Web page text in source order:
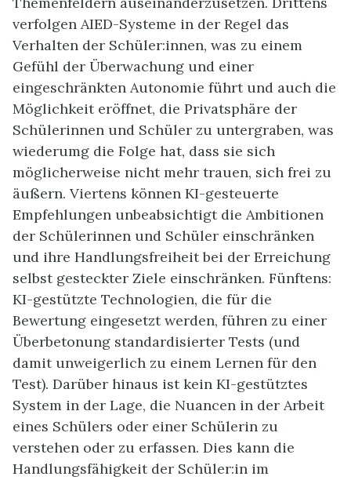
verfolgen AIED-Systeme in der Regel das
Verhalten der Schüler:innen, was zu einem
Gefühl der Überwachung und einer
eingeschränkten Autonomie führt und auch die
Möglichkeit eröffnet, die Privatsphäre der
Schülerinnen und Schüler zu untergraben, was
wiederumg die Folge hat, dass sie sich
möglicherweise nicht mehr trauen, sich frei zu
äußern. Viertens können KI-gesteuerte
Empfehlungen unbeabsichtigt die Ambitionen
der Schülerinnen und Schüler einschränken
und ihre Handlungsfreiheit bei der Erreichung
selbst gesteckter Ziele einschränken. Fünftens:
KI-gestützte Technologien, die für die
Bewertung eingesetzt werden, führen zu einer
Überbetonung standardisierter Tests (und
damit unweigerlich zu einem Lernen für den
Test). Darüber hinaus ist kein KI-gestütztes
System in der Lage, die Nuancen in der Arbeit
eines Schülers oder einer Schülerin zu
verstehen oder zu erfassen. Dies kann die
Handlungsfähigkeit der Schüler:in im